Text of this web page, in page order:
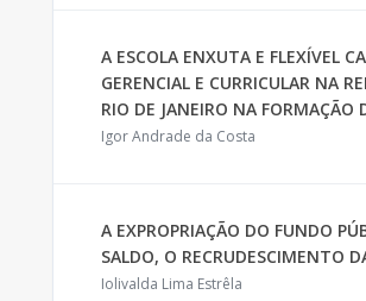
A ESCOLA ENXUTA E FLEXÍVEL
GERENCIAL E CURRICULAR NA
RIO DE JANEIRO NA FORMAÇÃO
Igor Andrade da Costa
A EXPROPRIAÇÃO DO FUNDO
SALDO, O RECRUDESCIMENTO
Iolivalda Lima Estrêla